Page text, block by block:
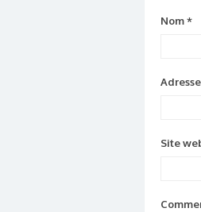
Nom*
Site